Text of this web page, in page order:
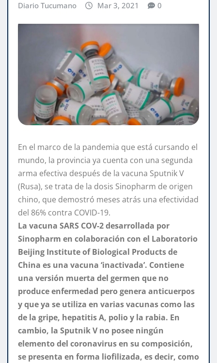
Diario Tucumano Mar 3, 2021 0
En el marco de la pandemia que está cursando el
mundo, la provincia ya cuenta con una segunda
arma efectiva después de la vacuna Sputnik V
(Rusa), se trata de la dosis Sinopharm de origen
chino, que demostró meses atrás una efectividad
del 86% contra COVID-19.
La vacuna SARS COV-2 desarrollada por
Sinopharm en colaboración con el Laboratorio
Beijing Institute of Biological Products de
China es una vacuna ‘inactivada’. Contiene
una versión muerta del germen que no
produce enfermedad pero genera anticuerpos
y que ya se utiliza en varias vacunas como las
de la gripe, hepatitis A, polio y la rabia. En
cambio, la Sputnik V no posee ningún
elemento del coronavirus en su composición,
se presenta en forma liofilizada, es decir, como